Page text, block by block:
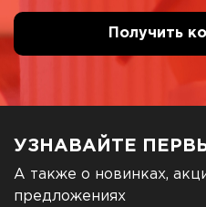
УЗНАВАЙТЕ
А также о новинках,
предложениях